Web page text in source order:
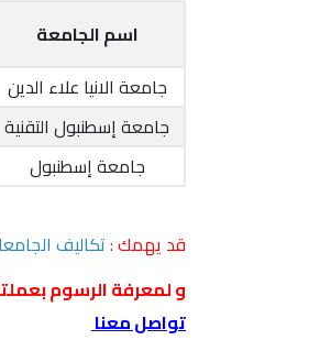
اسم الجامعة
جامعة الانيا علاء الدين
جامعة إسطنبول التقنية
جامعة إسطنبول
قد يهمك :تكاليف
و لمعرفة الرسوم
تواصل معنا